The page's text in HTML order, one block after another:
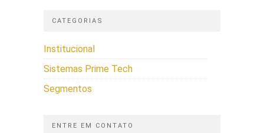
CATEGORIAS
Institucional
Sistemas Prime Tech
Segmentos
ENTRE EM CONTATO